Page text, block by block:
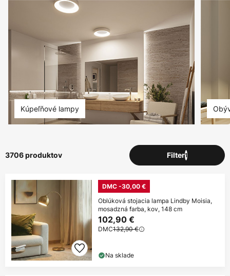
Kúpeľňové lampy
3706 produktov Filter1
DMC -30,00 €
Oblúková stojacia lampa Lindby Moisia,
mosadzná farba, kov, 148 cm
102,90 €
DMC132,90 €
Na sklade